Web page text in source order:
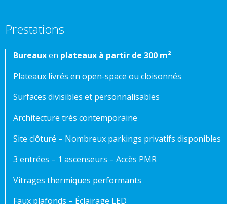
Prestations
Bureauxen plateaux à partir de 300 m²
Plateaux livrés en open-space ou cloisonnés
Surfaces divisibles et personnalisables
Architecture très contemporaine
Site clôturé – Nombreux parkings privatifs disponibles
3 entrées – 1 ascenseurs – Accès PMR
Vitrages thermiques performants
Faux plafonds – Éclairage LED